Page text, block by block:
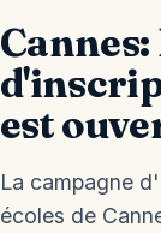
est
La campagne
écoles de